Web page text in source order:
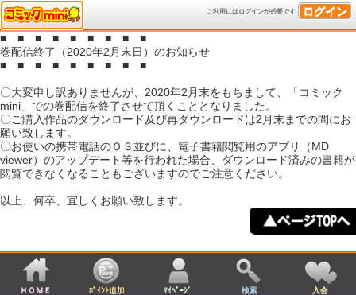
ログイン
ご利用にはログインが必要です
■ ■ ■ ■ ■ ■ ■ ■ ■
巻配信終了（2020年2月末日）のお知らせ
■ ■ ■ ■ ■ ■ ■ ■ ■
〇大変申し訳ありませんが、2020年2月末をもちまして、「コミック
mini」での巻配信を終了させて頂くこととなりました。
〇ご購入作品のダウンロード及び再ダウンロードは2月末までの間にお
願い致します。
〇お使いの携帯電話のＯＳ並びに、電子書籍閲覧用のアプリ（MD
viewer）のアップデート等を行われた場合、ダウンロード済みの書籍が
閲覧できなくなることもございますのでご注意ください。
以上、何卒、宜しくお願い致します。
ＨＯＭＥ ﾎﾟｲﾝﾄ追加 ﾏｲﾍﾟｰｼﾞ 検索 入会